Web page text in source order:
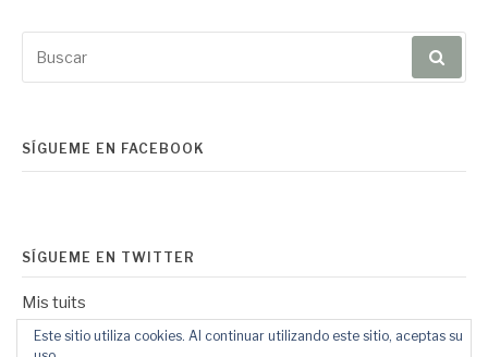
por:
SÍGUEME EN FACEBOOK
SÍGUEME EN TWITTER
Mis tuits
Este sitio utiliza cookies. Al continuar utilizando este sitio, aceptas su